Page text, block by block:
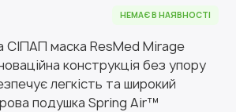
НЕМАЄ В НАЯВНОСТІ
СІПАП маска ResMed Mirage
конструкція без упору
легкість та широкий
подушка Spring Air™